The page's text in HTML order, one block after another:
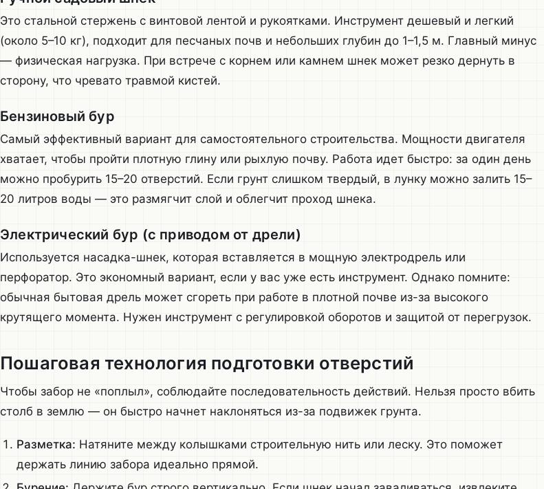
Это стальной стержень с винтовой лентой и рукоятками. Инструмент дешевый и легкий
(около 5–10 кг), подходит для песчаных почв и небольших глубин до 1–1,5 м. Главный минус
— физическая нагрузка. При встрече с корнем или камнем шнек может резко дернуть в
сторону, что чревато травмой кистей.
Бензиновый бур
Самый эффективный вариант для самостоятельного строительства. Мощности двигателя
хватает, чтобы пройти плотную глину или рыхлую почву. Работа идет быстро: за один день
можно пробурить 15–20 отверстий. Если грунт слишком твердый, в лунку можно залить 15–
20 литров воды — это размягчит слой и облегчит проход шнека.
Электрический бур (с приводом от дрели)
Используется насадка-шнек, которая вставляется в мощную электродрель или
перфоратор. Это экономный вариант, если у вас уже есть инструмент. Однако помните:
обычная бытовая дрель может сгореть при работе в плотной почве из-за высокого
крутящего момента. Нужен инструмент с регулировкой оборотов и защитой от перегрузок.
Пошаговая технология подготовки отверстий
Чтобы забор не «поплыл», соблюдайте последовательность действий. Нельзя просто вбить
столб в землю — он быстро начнет наклоняться из-за подвижек грунта.
Разметка: Натяните между колышками строительную нить или леску. Это поможет
держать линию забора идеально прямой.